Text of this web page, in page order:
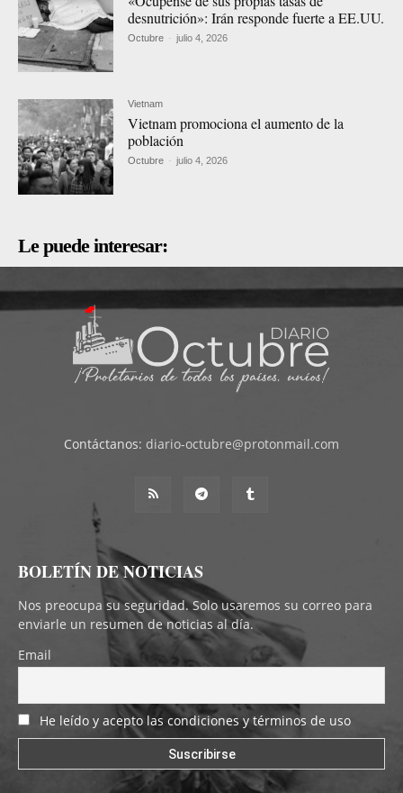
desnutrición»: Irán responde fuerte a EE.UU.
Octubre - julio 4, 2026
Vietnam
Vietnam promociona el aumento de la
población
Octubre - julio 4, 2026
Le puede interesar:
Contáctanos: diario-octubre@protonmail.com
BOLETÍN DE NOTICIAS
Nos preocupa su seguridad. Solo usaremos su correo para
enviarle un resumen de noticias al día.
Email
He leído y acepto las condiciones y términos de uso